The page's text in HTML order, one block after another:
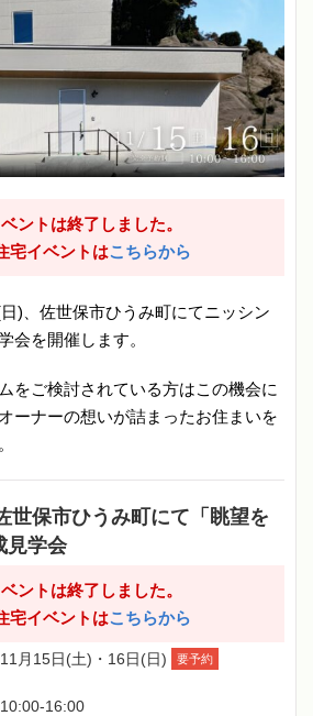
ントは終了しました。
宅イベントはこちらから
)、佐世保市ひうみ町にてニッシン
会を開催します。
をご検討されている方はこの機会に
ーナーの想いが詰まったお住まいを
世保市ひうみ町にて「眺望を
見学会
ントは終了しました。
宅イベントはこちらから
11月15日(土)・16日(日) 要予約
10:00-16:00